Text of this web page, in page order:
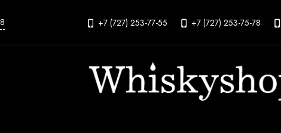
+7 (727) 253-77-55 +7 (727) 253-75-78